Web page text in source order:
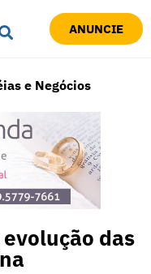
ANUNCIE
e Negócios
das